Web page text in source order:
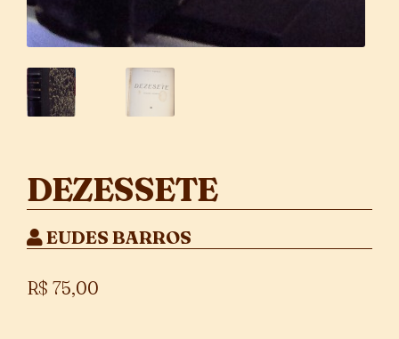
DEZESSETE
EUDES BARROS
R$ 75,00